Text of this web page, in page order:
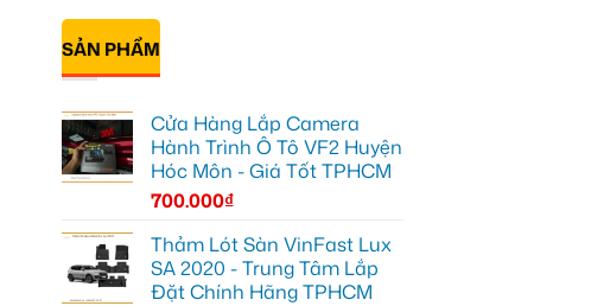
SẢN PHẨM
Cửa Hàng Lắp Camera
Hành Trình Ô Tô VF2 Huyện
Hóc Môn - Giá Tốt TPHCM
700.000₫
Thảm Lót Sàn VinFast Lux
SA 2020 - Trung Tâm Lắp
Đặt Chính Hãng TPHCM